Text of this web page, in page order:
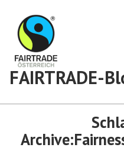
Inhalt
springen
FAIRTRADE-
Archive: